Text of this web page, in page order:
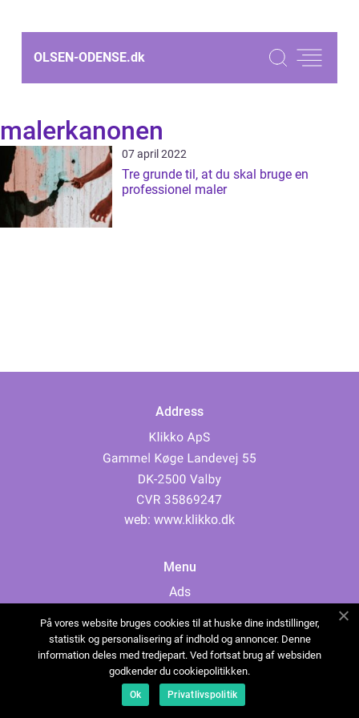
OLSEN-ODENSE.dk
malerkanonen
07 april 2022
Tre grunde til, at du skal bruge en
professionel maler
Address
web: www.klikko.dk
Menu
Ads
Cookies
Contact
Sitemap
På vores website bruges cookies til at huske dine indstillinger,
statistik og personalisering af indhold og annoncer. Denne
information deles med tredjepart. Ved fortsat brug af websiden
godkender du cookiepolitikken.
Ok Privatlivspolitik